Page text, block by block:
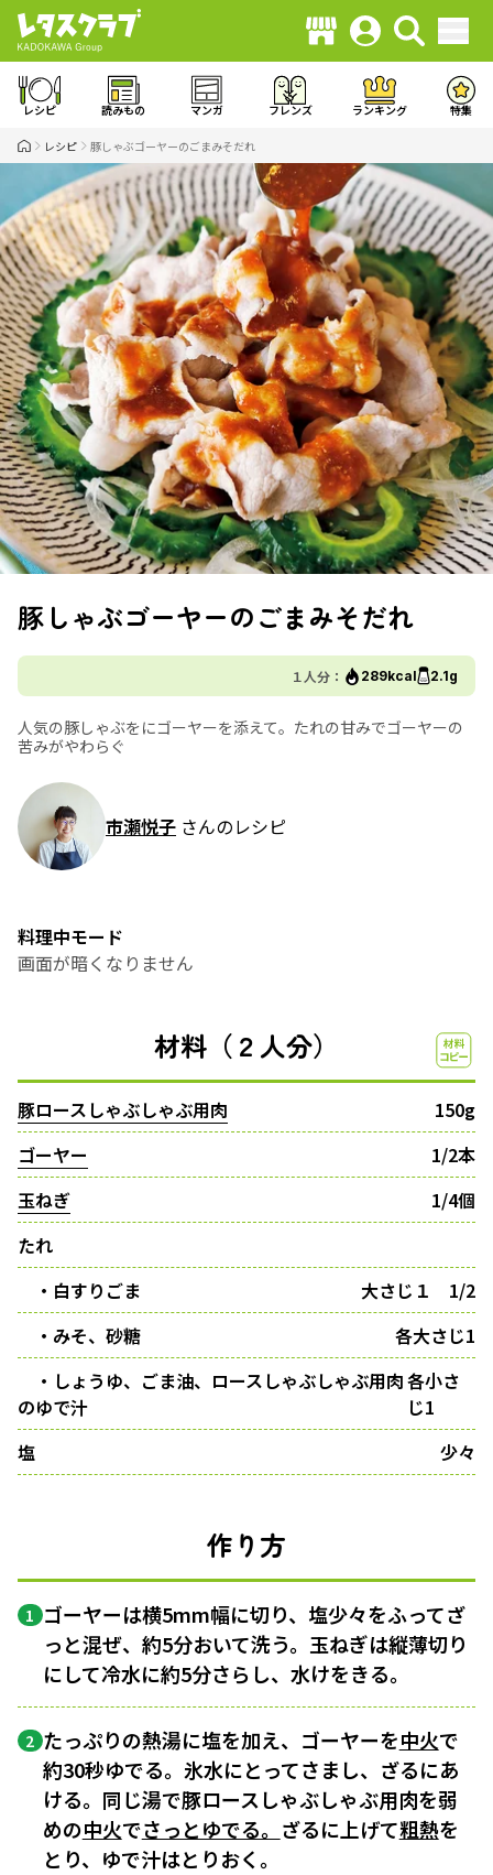
レシピ 読みもの マンガ フレンズ ランキング 特集
レシピ 豚しゃぶゴーヤーのごまみそだれ
豚しゃぶゴーヤーのごまみそだれ
１人分： 289kcal 2.1g
人気の豚しゃぶをにゴーヤーを添えて。たれの甘みでゴーヤーの
苦みがやわらぐ
市瀬悦子 さんのレシピ
料理中モード
画面が暗くなりません
材料（２人分）
豚ロースしゃぶしゃぶ用肉
150g
ゴーヤー
1/2本
玉ねぎ
1/4個
たれ
・白すりごま
大さじ１ 1/2
・みそ、砂糖
各大さじ1
・しょうゆ、ごま油、ロースしゃぶしゃぶ用肉
のゆで汁
各小さ
じ1
塩
少々
作り方
1 ゴーヤーは横5mm幅に切り、塩少々をふってざ
っと混ぜ、約5分おいて洗う。玉ねぎは縦薄切り
にして冷水に約5分さらし、水けをきる。
2 たっぷりの熱湯に塩を加え、ゴーヤーを中火で
約30秒ゆでる。氷水にとってさまし、ざるにあ
ける。同じ湯で豚ロースしゃぶしゃぶ用肉を弱
めの中火でさっとゆでる。 ざるに上げて粗熱を
とり、ゆで汁はとりおく。